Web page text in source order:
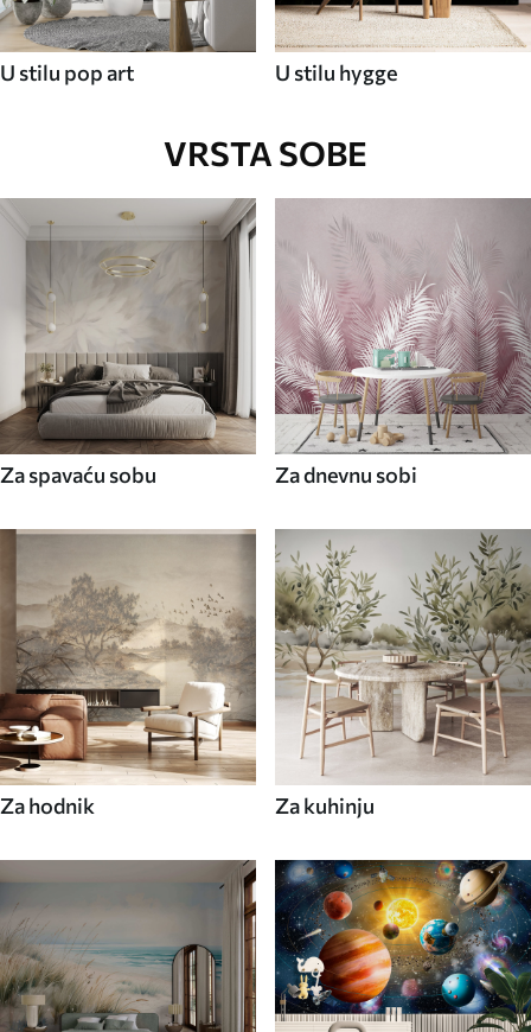
U stilu pop art U stilu hygge
VRSTA SOBE
Za spavaću sobu Za dnevnu sobi
Za hodnik Za kuhinju